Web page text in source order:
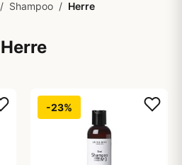
/ Shampoo / Herre
Herre
-23%